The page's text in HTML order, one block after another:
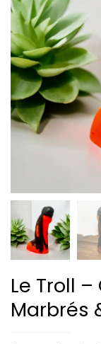
Le Troll
Marbrés